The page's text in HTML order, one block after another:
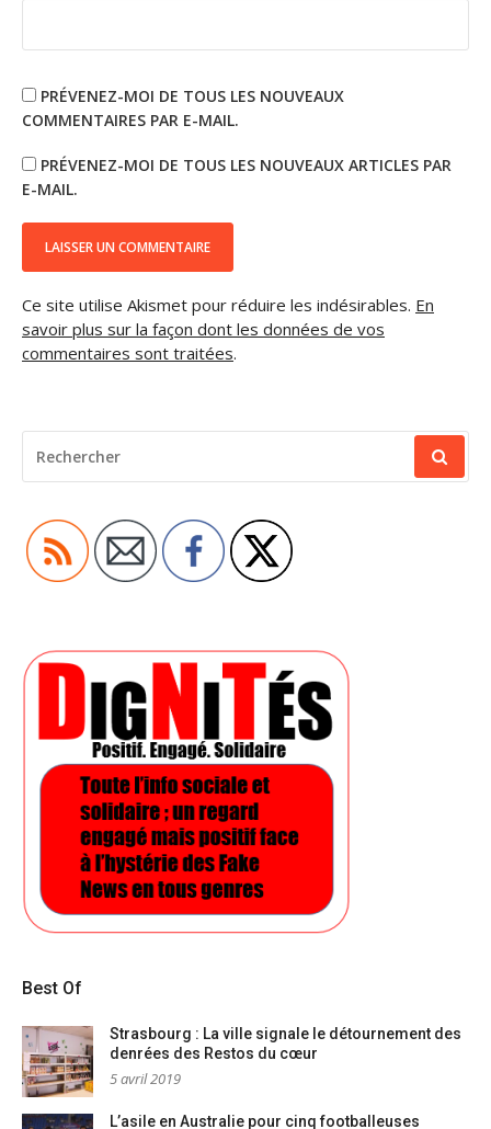
PRÉVENEZ-MOI DE TOUS LES NOUVEAUX
COMMENTAIRES PAR E-MAIL.
PRÉVENEZ-MOI DE TOUS LES NOUVEAUX ARTICLES PAR
E-MAIL.
Ce site utilise Akismet pour réduire les indésirables. En
savoir plus sur la façon dont les données de vos
commentaires sont traitées.
POUR
:
Best Of
Strasbourg : La ville signale le détournement des
denrées des Restos du cœur
5 avril 2019
L’asile en Australie pour cinq footballeuses